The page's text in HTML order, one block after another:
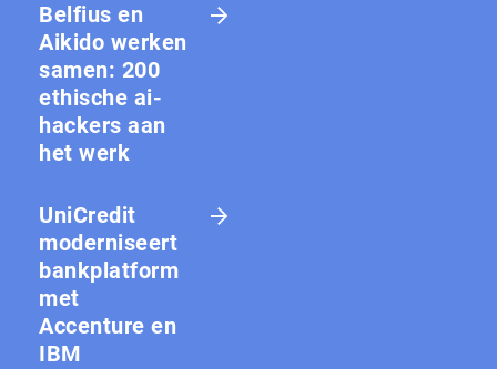
Belfius en
Aikido werken
samen: 200
ethische ai-
hackers aan
het werk
UniCredit
moderniseert
bankplatform
met
Accenture en
IBM